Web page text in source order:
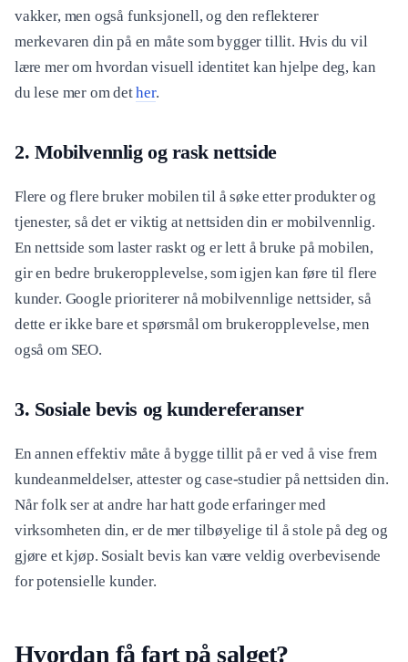
vakker, men også funksjonell, og den reflekterer
merkevaren din på en måte som bygger tillit. Hvis du vil
lære mer om hvordan visuell identitet kan hjelpe deg, kan
du lese mer om dether.
2. Mobilvennlig og rask nettside
Flere og flere bruker mobilen til å søke etter produkter og
tjenester, så det er viktig at nettsiden din er mobilvennlig.
En nettside som laster raskt og er lett å bruke på mobilen,
gir en bedre brukeropplevelse, som igjen kan føre til flere
kunder. Google prioriterer nå mobilvennlige nettsider, så
dette er ikke bare et spørsmål om brukeropplevelse, men
også om SEO.
3. Sosiale bevis og kundereferanser
En annen effektiv måte å bygge tillit på er ved å vise frem
kundeanmeldelser, attester og case-studier på nettsiden din.
Når folk ser at andre har hatt gode erfaringer med
virksomheten din, er de mer tilbøyelige til å stole på deg og
gjøre et kjøp. Sosialt bevis kan være veldig overbevisende
for potensielle kunder.
Hvordan få fart på salget?